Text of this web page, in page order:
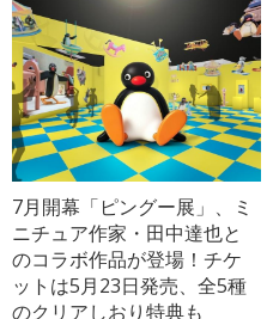
7月開幕「ピングー展」、ミ
ニチュア作家・田中達也と
のコラボ作品が登場！チケ
ットは5月23日発売、全5種
のクリアしおり特典も